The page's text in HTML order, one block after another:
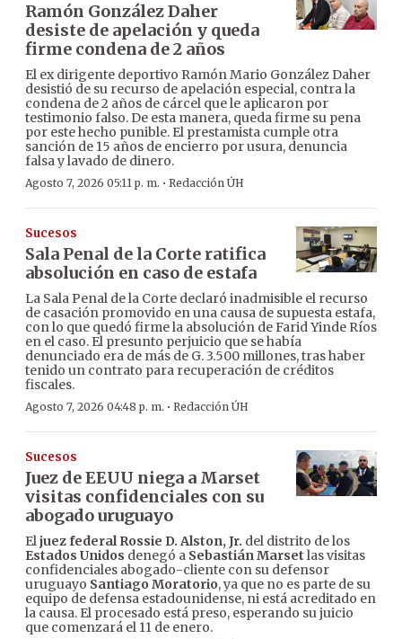
Ramón González Daher
desiste de apelación y queda
firme condena de 2 años
El ex dirigente deportivo Ramón Mario González Daher
desistió de su recurso de apelación especial, contra la
condena de 2 años de cárcel que le aplicaron por
testimonio falso. De esta manera, queda firme su pena
por este hecho punible. El prestamista cumple otra
sanción de 15 años de encierro por usura, denuncia
falsa y lavado de dinero.
Agosto 7, 2026 05:11 p. m. · Redacción ÚH
Sucesos
Sala Penal de la Corte ratifica
absolución en caso de estafa
La Sala Penal de la Corte declaró inadmisible el recurso
de casación promovido en una causa de supuesta estafa,
con lo que quedó firme la absolución de Farid Yinde Ríos
en el caso. El presunto perjuicio que se había
denunciado era de más de G. 3.500 millones, tras haber
tenido un contrato para recuperación de créditos
fiscales.
Agosto 7, 2026 04:48 p. m. · Redacción ÚH
Sucesos
Juez de EEUU niega a Marset
visitas confidenciales con su
abogado uruguayo
Eljuez federal Rossie D. Alston, Jr. del distrito de los
Estados Unidos denegó a Sebastián Marset las visitas
confidenciales abogado-cliente con su defensor
uruguayo Santiago Moratorio, ya que no es parte de su
equipo de defensa estadounidense, ni está acreditado en
la causa. El procesado está preso, esperando su juicio
que comenzará el 11 de enero.